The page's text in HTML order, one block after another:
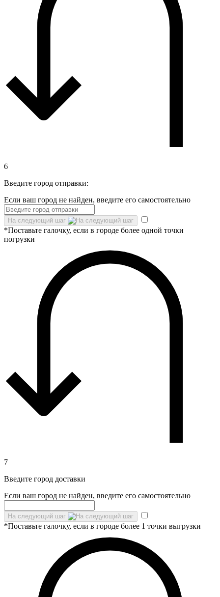
6
Введите город отправки:
Если ваш город не найден, введите его самостоятельно
На следующий шаг
*Поставьте галочку, если в городе более одной точки
погрузки
7
Введите город доставки
Если ваш город не найден, введите его самостоятельно
На следующий шаг
*Поставьте галочку, если в городе более 1 точки выгрузки